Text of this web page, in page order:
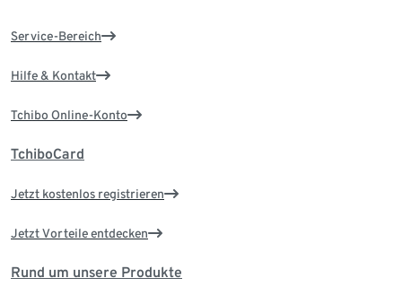
Service-Bereich
Hilfe & Kontakt
Tchibo Online-Konto
TchiboCard
Jetzt kostenlos registrieren
Jetzt Vorteile entdecken
Rund um unsere Produkte